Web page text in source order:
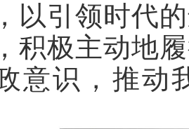
以引领时代
积极主动地
意识，推动